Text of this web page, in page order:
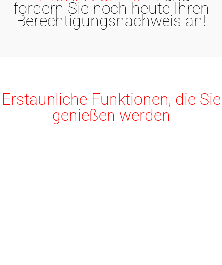
fordern Sie noch heute Ihren
Berechtigungsnachweis an!
Erstaunliche Funktionen, die Sie
genießen werden